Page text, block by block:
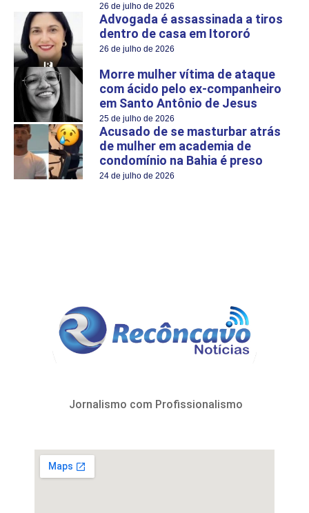
26 de julho de 2026
Advogada é assassinada a tiros
dentro de casa em Itororó
26 de julho de 2026
Morre mulher vítima de ataque
com ácido pelo ex-companheiro
em Santo Antônio de Jesus
25 de julho de 2026
Acusado de se masturbar atrás
de mulher em academia de
condomínio na Bahia é preso
24 de julho de 2026
Jornalismo com Profissionalismo